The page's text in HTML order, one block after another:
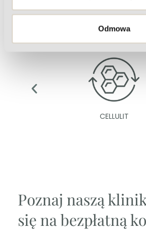
Odmowa
Problemy, z
pomóc Ci się
CELLULIT
Poznaj naszą
się na bezpłatną